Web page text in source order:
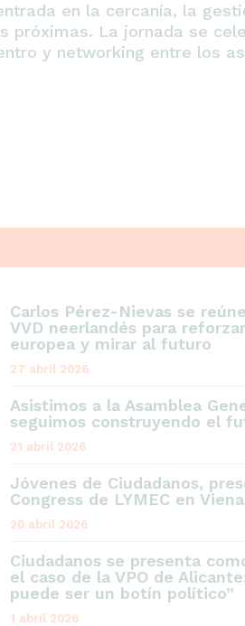
en la cercanía, la
La jornada se
y networking entre los
Carlos Pérez-Nievas se
VVD neerlandés para
europea y mirar al futuro
27 abril 2026
Asistimos a la Asamblea
seguimos construyendo el
21 abril 2026
Jóvenes de Ciudadanos,
Congress de LYMEC en Viena
20 abril 2026
Ciudadanos se presenta
el caso de la VPO de
puede ser un botín político”
1 abril 2026